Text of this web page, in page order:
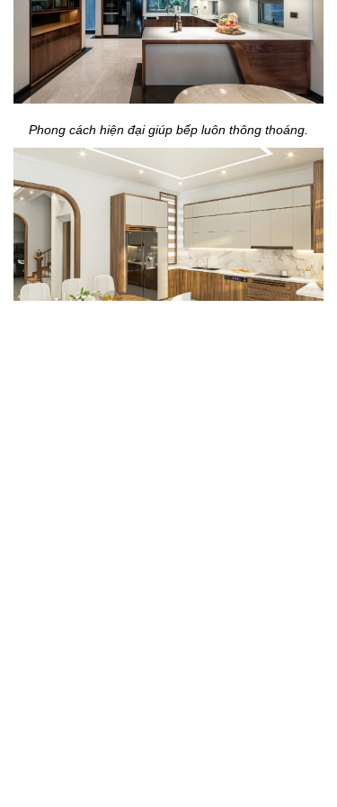
Phong cách hiện đại giúp bếp luôn thông thoáng.